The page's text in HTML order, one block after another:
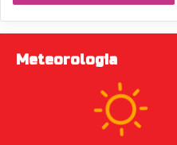
Meteorologia